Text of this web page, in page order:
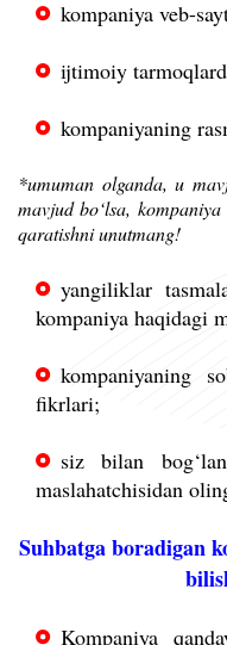
kompaniya veb-
ijtimoiy
kompaniyaning
*umuman olganda, u
mavjud bo‘lsa,
qaratishni unutmang!
yangiliklar
kompaniya haqidagi
kompaniyaning
fikrlari;
siz bilan
maslahatchisidan
Suhbatga boradigan
Kompaniya